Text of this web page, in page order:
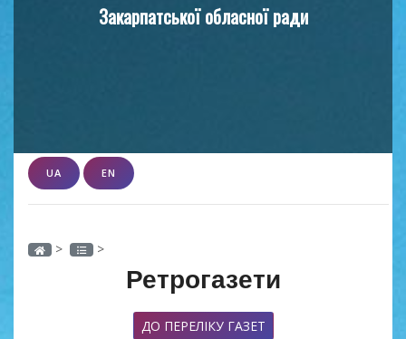
Закарпатської обласної ради
UA EN
> >
Ретрогазети
ДО ПЕРЕЛІКУ ГАЗЕТ